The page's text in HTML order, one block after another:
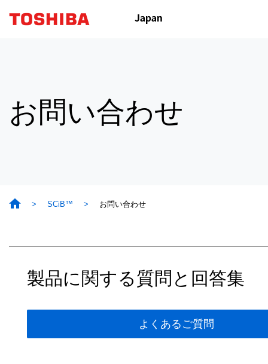
お問い合わせ
SCiB™ お問い合わせ
製品に関する質問と回答集
よくあるご質問